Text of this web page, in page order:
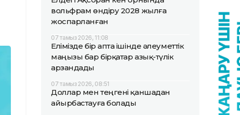
вольфрам өндіру 2028 жылға
жоспарланған
07 тамыз 2026, 11:08
Елімізде бір апта ішінде әлеуметтік
маңызы бар бірқатар азық-түлік
арзандады
07 тамыз 2026, 08:51
Доллар мен теңгені қаншадан
айырбастауға болады